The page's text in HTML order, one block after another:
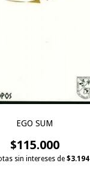
EGO SUM
$115.000
sin intereses de $3.194